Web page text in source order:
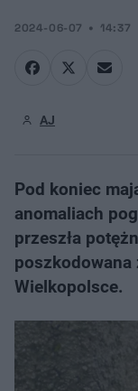
2024-06-07 14:37
AJ
Pod koniec
anomaliach
przeszła
poszkodowana
Wielkopolsce.